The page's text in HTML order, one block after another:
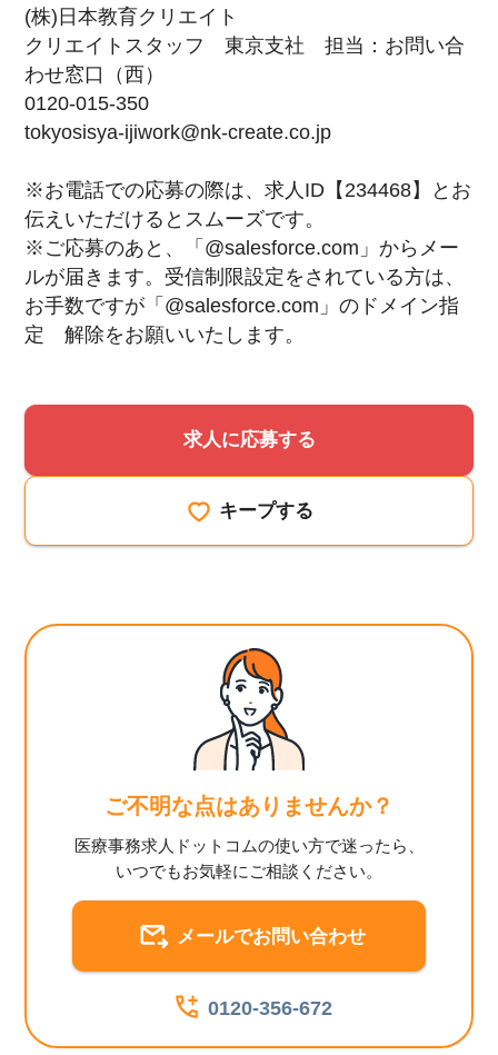
(株)日本教育クリエイト
クリエイトスタッフ 東京支社 担当：お問い合
わせ窓口（西）
0120-015-350
tokyosisya-ijiwork@nk-create.co.jp
※お電話での応募の際は、求人ID【234468】とお
伝えいただけるとスムーズです。
※ご応募のあと、「@salesforce.com」からメー
ルが届きます。受信制限設定をされている方は、
お手数ですが「@salesforce.com」のドメイン指
定 解除をお願いいたします。
求人に応募する
キープする
ご不明な点はありませんか？
医療事務求人ドットコムの使い方で迷ったら、
いつでもお気軽にご相談ください。
メールでお問い合わせ
0120-356-672